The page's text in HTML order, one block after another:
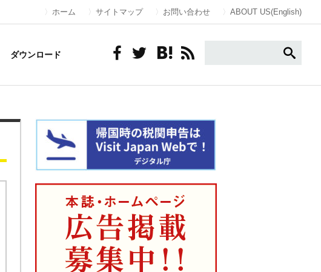
ホーム サイトマップ お問い合わせ ABOUT US(English)
ダウンロード